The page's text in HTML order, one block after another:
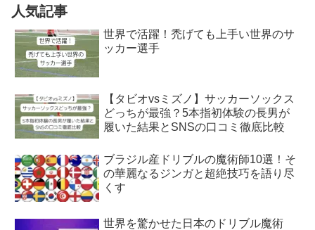
人気記事
世界で活躍！禿げても上手い世界のサ
ッカー選手
【タビオvsミズノ】サッカーソックス
どっちが最強？5本指初体験の長男が
履いた結果とSNSの口コミ徹底比較
ブラジル産ドリブルの魔術師10選！そ
の華麗なるジンガと超絶技巧を語り尽
くす
世界を驚かせた日本のドリブル魔術